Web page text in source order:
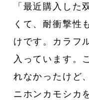
「最近購入した
くて、耐衝撃性
けです。カラフ
入っています。
れなかったけど
ニホンカモシカ